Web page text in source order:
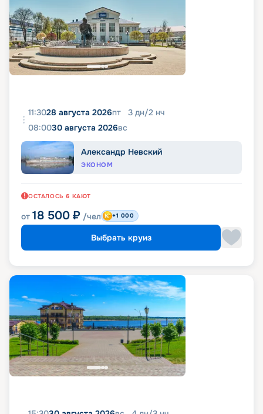
11:3028 августа 2026пт 3 дн/2 нч
08:0030 августа 2026вс
Александр Невский
ЭКОНОМ
ОСТАЛОСЬ 6 КАЮТ
от 18 500 ₽ /чел +1 000
Выбрать круиз